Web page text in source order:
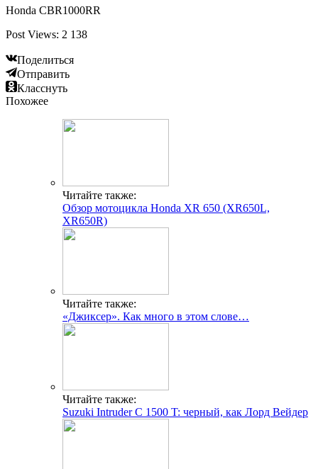
Honda CBR1000RR
Post Views: 2 138
Поделиться
Отправить
Класснуть
Похожее
Читайте также:
Обзор мотоцикла Honda XR 650 (XR650L,
XR650R)
Читайте также:
«Джиксер». Как много в этом слове…
Читайте также:
Suzuki Intruder C 1500 T: черный, как Лорд Вейдер